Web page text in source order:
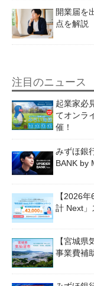
開業届を
点を解説
注目のニュース
起業家必
てオンラ
催！
みずほ銀
BANK by
【2026
計 Next」
【宮城
事業費補